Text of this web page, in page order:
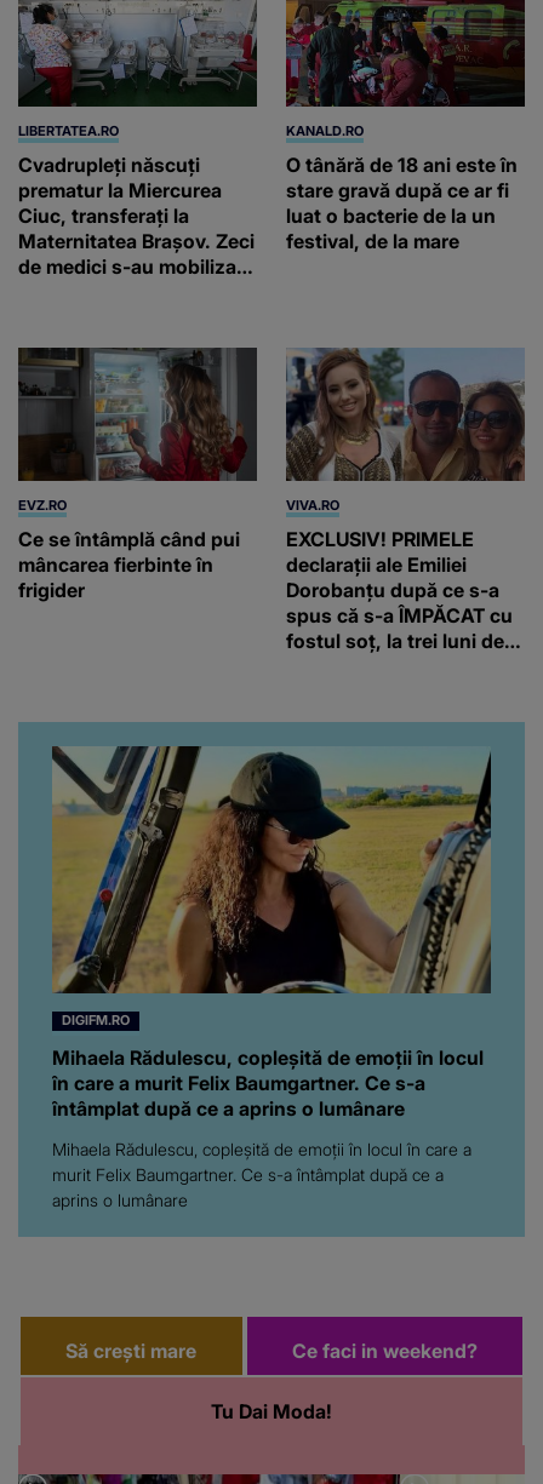
LIBERTATEA.RO
Cvadrupleți născuți
prematur la Miercurea
Ciuc, transferați la
Maternitatea Brașov. Zeci
de medici s-au mobilizat
800 grame
KANALD.RO
O tânără de 18 ani este în
stare gravă după ce ar fi
luat o bacterie de la un
festival, de la mare
EVZ.RO
Ce se întâmplă când pui
mâncarea fierbinte în
frigider
VIVA.RO
EXCLUSIV! PRIMELE
declarații ale Emiliei
Dorobanțu după ce s-a
spus că s-a ÎMPĂCAT cu
fostul soț, la trei luni de
artistă i-a lăsat MASCĂ
chiar a rupt tăcerea:
”Poate că aveam să ne
spunem, să ne...”
DIGIFM.RO
Mihaela Rădulescu, copleşită de emoţii în locul
în care a murit Felix Baumgartner. Ce s-a
întâmplat după ce a aprins o lumânare
Mihaela Rădulescu, copleşită de emoţii în locul în care a
murit Felix Baumgartner. Ce s-a întâmplat după ce a
aprins o lumânare
Să crești mare
Tu Dai Moda!
Ce faci in weekend?